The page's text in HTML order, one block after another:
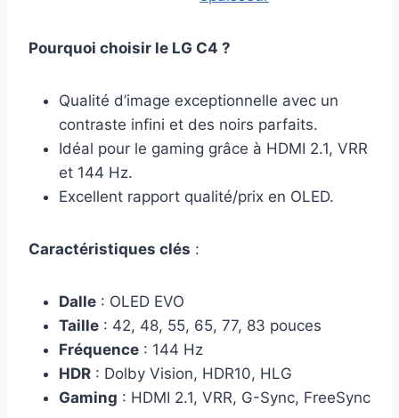
Pourquoi choisir le LG C4 ?
Qualité d’image exceptionnelle avec un
contraste infini et des noirs parfaits.
Idéal pour le gaming grâce à HDMI 2.1, VRR
et 144 Hz.
Excellent rapport qualité/prix en OLED.
Caractéristiques clés :
Dalle : OLED EVO
Taille : 42, 48, 55, 65, 77, 83 pouces
Fréquence : 144 Hz
HDR : Dolby Vision, HDR10, HLG
Gaming : HDMI 2.1, VRR, G-Sync, FreeSync